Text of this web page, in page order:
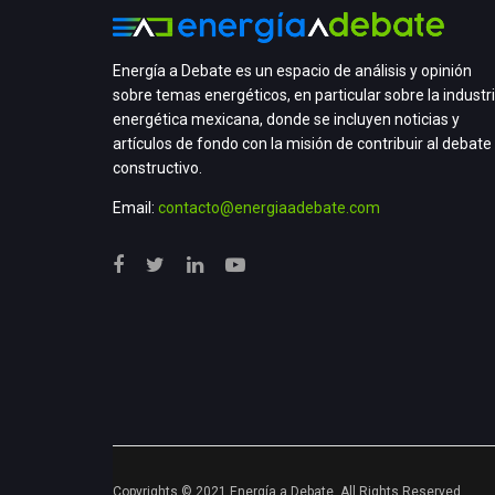
Energía a Debate es un espacio de análisis y opinión
sobre temas energéticos, en particular sobre la
energética mexicana, donde se incluyen noticias y
artículos de fondo con la misión de contribuir al debate
constructivo.
Email: contacto@energiaadebate.com
Copyrights © 2021 Energía a Debate. All Rights Reserved.